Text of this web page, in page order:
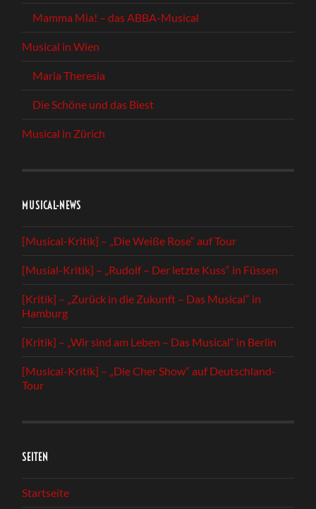
Mamma Mia! – das ABBA-Musical
Musical in Wien
Maria Theresia
Die Schöne und das Biest
Musical in Zürich
MUSICAL-NEWS
[Musical-Kritik] – „Die Weiße Rose“ auf Tour
[Musial-Kritik] – „Rudolf – Der letzte Kuss“ in Füssen
[Kritik] – „Zurück in die Zukunft – Das Musical“ in
Hamburg
[Kritik] – „Wir sind am Leben – Das Musical“ in Berlin
[Musical-Kritik] – „Die Cher Show“ auf Deutschland-
Tour
SEITEN
Startseite